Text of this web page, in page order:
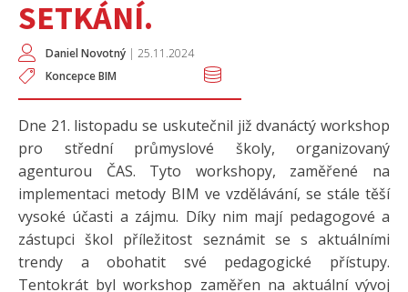
SETKÁNÍ.
Daniel Novotný | 25.11.2024
Koncepce BIM
Dne 21. listopadu se uskutečnil již dvanáctý workshop
pro střední průmyslové školy, organizovaný
agenturou ČAS. Tyto workshopy, zaměřené na
implementaci metody BIM ve vzdělávání, se stále těší
vysoké účasti a zájmu. Díky nim mají pedagogové a
zástupci škol příležitost seznámit se s aktuálními
trendy a obohatit své pedagogické přístupy.
Tentokrát byl workshop zaměřen na aktuální vývoj